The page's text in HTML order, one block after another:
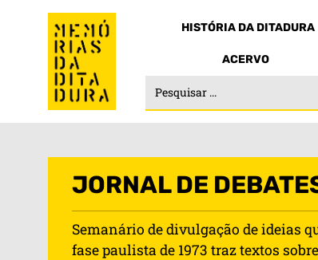
HISTÓRIA DA DITADURA
ACERVO
JORNAL DE
Semanário de divulgação de ideias
fase paulista de 1973 traz textos